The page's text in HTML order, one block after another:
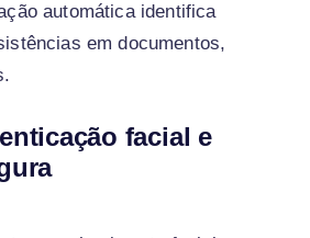
automática identifica
em documentos,
facial e